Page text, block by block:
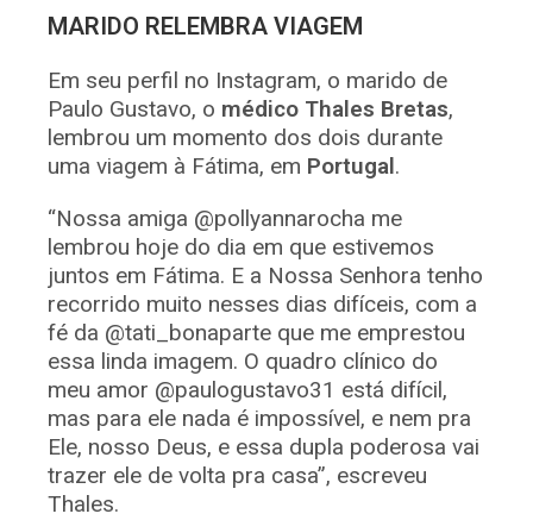
MARIDO RELEMBRA VIAGEM
Em seu perfil no Instagram, o marido de
Paulo Gustavo, o médico Thales Bretas,
lembrou um momento dos dois durante
uma viagem à Fátima, em Portugal.
“Nossa amiga @pollyannarocha me
lembrou hoje do dia em que estivemos
juntos em Fátima. E a Nossa Senhora tenho
recorrido muito nesses dias difíceis, com a
fé da @tati_bonaparte que me emprestou
essa linda imagem. O quadro clínico do
meu amor @paulogustavo31 está difícil,
mas para ele nada é impossível, e nem pra
Ele, nosso Deus, e essa dupla poderosa vai
trazer ele de volta pra casa”, escreveu
Thales.